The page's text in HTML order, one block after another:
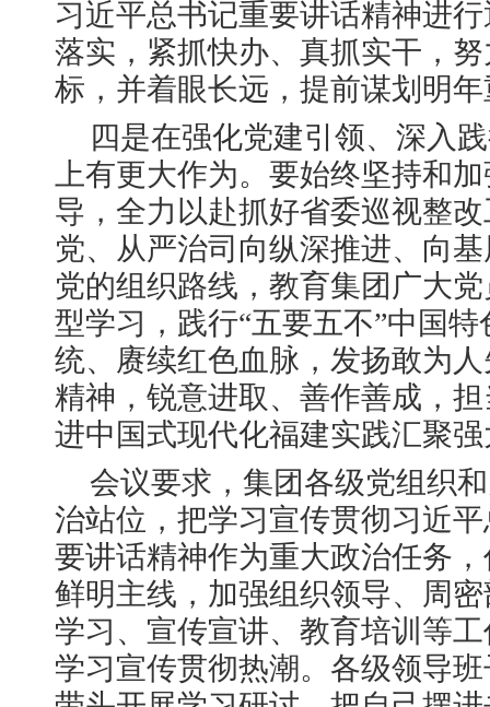
习近平总书记重要讲话精神进
落实，紧抓快办、真抓实干，
标，并着眼长远，提前谋划明
四是在强化党建引领、深入
上有更大作为。要始终坚持和
导，全力以赴抓好省委巡视整
党、从严治司向纵深推进、向
党的组织路线，教育集团广大
型学习，践行“五要五不”中国
统、赓续红色血脉，发扬敢为
精神，锐意进取、善作善成，
进中国式现代化福建实践汇聚
会议要求，集团各级党组织
治站位，把学习宣传贯彻习近
要讲话精神作为重大政治任务
鲜明主线，加强组织领导、周
学习、宣传宣讲、教育培训等
学习宣传贯彻热潮。各级领导